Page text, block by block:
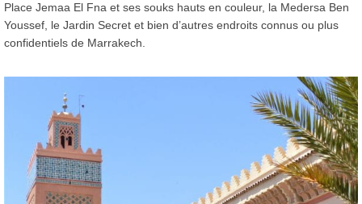
Place Jemaa El Fna et ses souks hauts en couleur, la Medersa Ben
Youssef, le Jardin Secret et bien d’autres endroits connus ou plus
confidentiels de Marrakech.